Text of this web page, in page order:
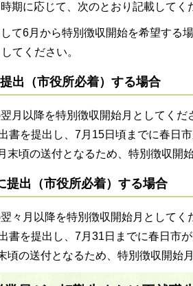
期に応じて、次のとおり記載してく
て6月から特別徴収開始を希望する
てください。
出（市役所必着）する場合
月以降を特別徴収開始月としてくだ
書を提出し、7月15日頃までに春日
末頃の送付となるため、特別徴収開
提出（市役所必着）する場合
々月以降を特別徴収開始月としてく
書を提出し、7月31日までに春日市
頃の送付となるため、特別徴収開始